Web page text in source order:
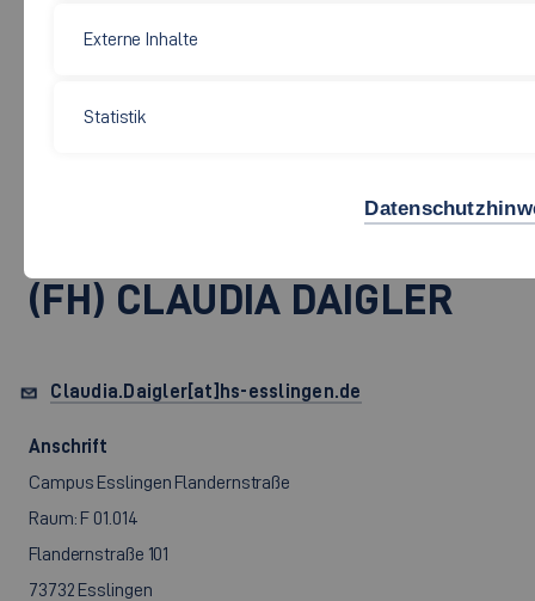
Soziale Arbeit, Bildung und Pflege
DIPL.-PÄD. DIPL.-SOZ.ARB.
(FH) CLAUDIA DAIGLER
Claudia.Daigler[at]hs-esslingen.de
Anschrift
Campus Esslingen Flandernstraße
Raum: F 01.014
Flandernstraße 101
73732 Esslingen
Externe Inhalte
Statistik